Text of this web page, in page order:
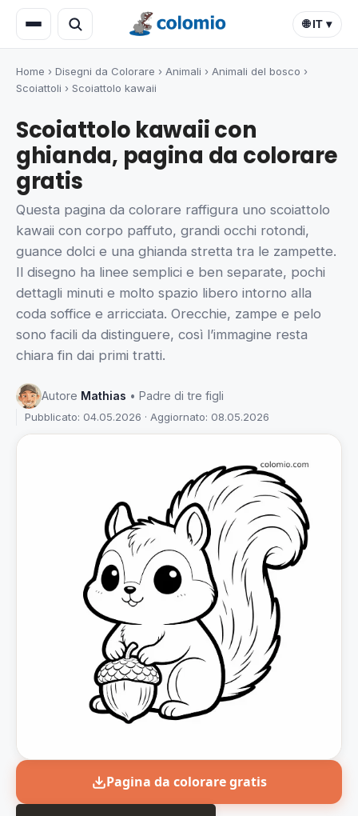
🌐 IT ▾
Home › Disegni da Colorare › Animali › Animali del bosco ›
Scoiattoli › Scoiattolo kawaii
Scoiattolo kawaii con
ghianda, pagina da colorare
gratis
Questa pagina da colorare raffigura uno scoiattolo
kawaii con corpo paffuto, grandi occhi rotondi,
guance dolci e una ghianda stretta tra le zampette.
Il disegno ha linee semplici e ben separate, pochi
dettagli minuti e molto spazio libero intorno alla
coda soffice e arricciata. Orecchie, zampe e pelo
sono facili da distinguere, così l’immagine resta
chiara fin dai primi tratti.
Autore Mathias • Padre di tre figli
Pubblicato: 04.05.2026 · Aggiornato: 08.05.2026
Pagina da colorare gratis